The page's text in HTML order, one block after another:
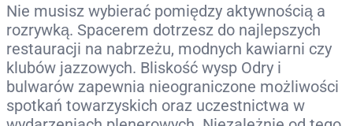
Nie musisz wybierać pomiędzy aktywnością a
rozrywką. Spacerem dotrzesz do najlepszych
restauracji na nabrzeżu, modnych kawiarni czy
klubów jazzowych. Bliskość wysp Odry i
bulwarów zapewnia nieograniczone możliwości
spotkań towarzyskich oraz uczestnictwa w